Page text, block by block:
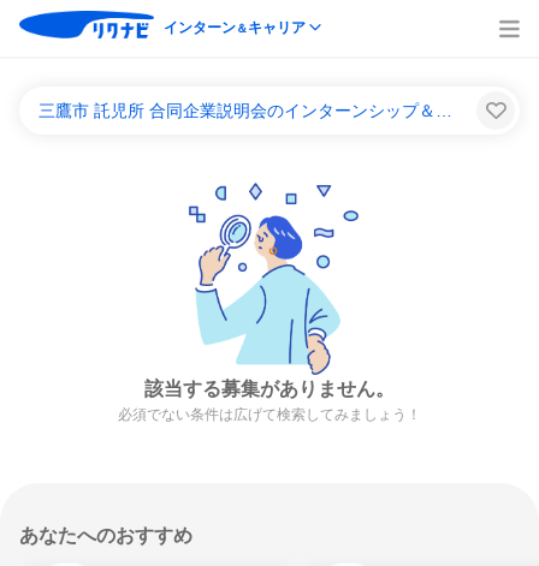
インターン＆キャリア
該当する募集がありません。
必須でない条件は広げて検索してみましょう！
あなたへのおすすめ